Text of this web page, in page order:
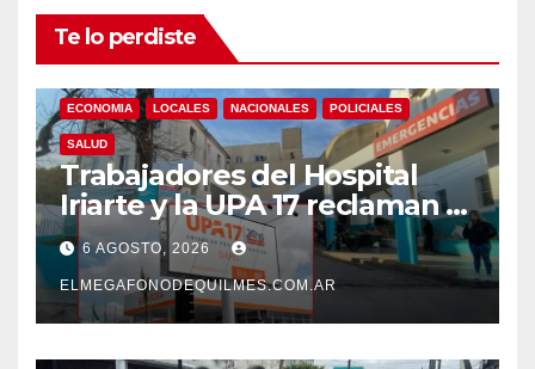
Te lo perdiste
ECONOMIA LOCALES NACIONALES POLICIALES
SALUD
Trabajadores del Hospital
Iriarte y la UPA 17 reclaman el
pase a planta de becarios y
mejoras laborales
6 AGOSTO, 2026
ELMEGAFONODEQUILMES.COM.AR